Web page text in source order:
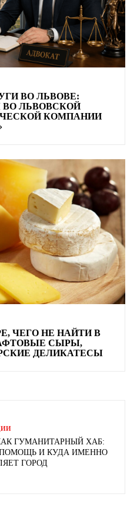
ВО ЛЬВОВЕ:
ЛЬВОВСКОЙ
КОМПАНИИ
ЧЕГО НЕ НАЙТИ В
СЫРЫ,
ДЕЛИКАТЕСЫ
ГУМАНИТАРНЫЙ ХАБ:
И КУДА ИМЕННО
ГОРОД